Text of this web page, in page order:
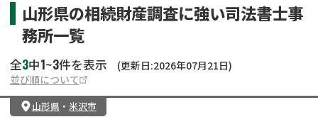
山形県の相続財産調査に強い司法書士事
務所一覧
全3中1~3件を表示
(更新日:2026年07月21日)
並び順について
山形県 ・ 米沢市